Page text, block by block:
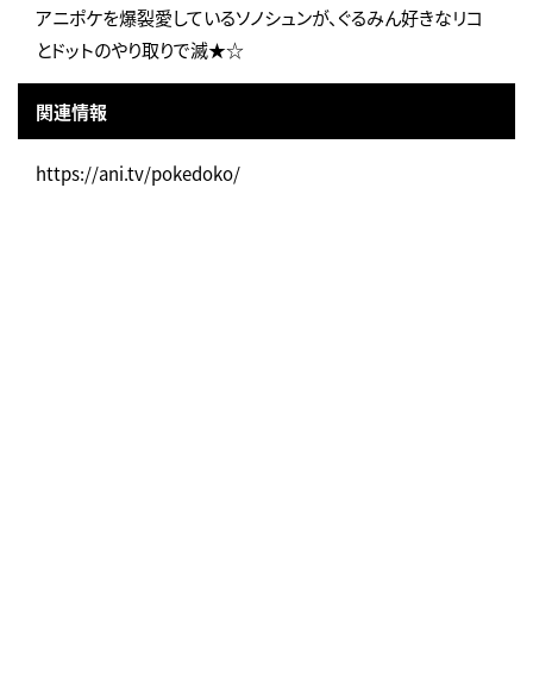
アニポケを爆裂愛しているソノシュンが、ぐるみん好きなリコ
とドットのやり取りで滅★☆
関連情報
https://ani.tv/pokedoko/